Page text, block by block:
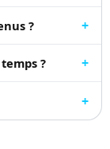
?
?